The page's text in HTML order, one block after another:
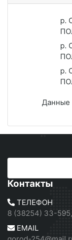
р.
р.
р.
Данные
Контакты
ТЕЛЕФОН
8 (38254) 33-
EMAIL